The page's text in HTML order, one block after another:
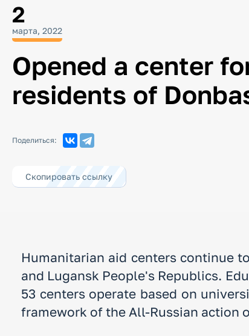
2
марта, 2022
Opened a center
residents of
Поделиться:
Скопировать ссылку
Humanitarian aid centers continue
and Lugansk People's Republics.
53 centers operate based on
framework of the All-Russian action
Формирование
общероссийской
гражданской
идентичности
межнациональных
отношений в молодежной
экстремизма в